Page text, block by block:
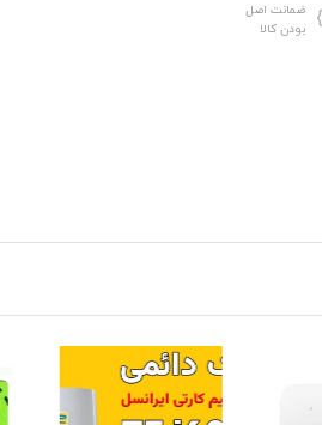
ضمانت اصل
بودن کالا